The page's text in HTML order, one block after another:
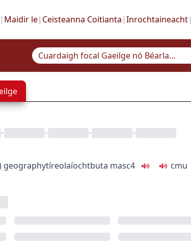
Maidir le| Ceisteanna Coitianta |Inrochtaineacht|
• • •
•
geographytíreolaíochtbuta masc4 cmu